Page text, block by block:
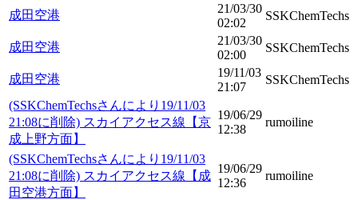
成田空港
21/03/30
02:02
SSKChemTechs
成田空港
21/03/30
02:00
SSKChemTechs
成田空港
19/11/03
21:07
SSKChemTechs
(SSKChemTechsさんにより19/11/03
21:08に削除) スカイアクセス線【京
成上野方面】
19/06/29
12:38
rumoiline
(SSKChemTechsさんにより19/11/03
21:08に削除) スカイアクセス線【成
田空港方面】
19/06/29
12:36
rumoiline